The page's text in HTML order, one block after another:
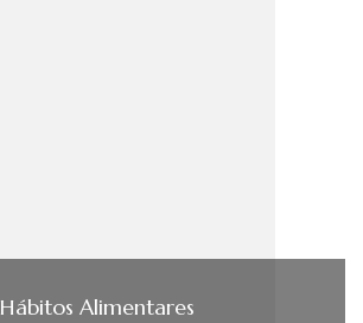
Hábitos Alimentares